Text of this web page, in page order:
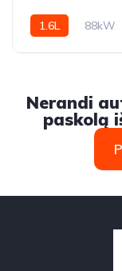
1.6L 88kW
Nerandi
paskolą